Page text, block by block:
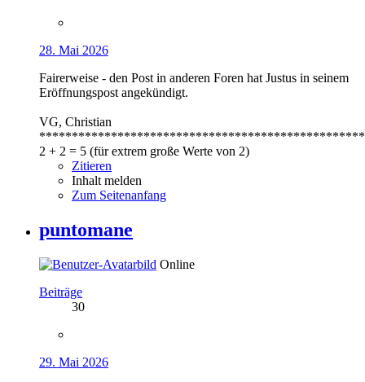
28. Mai 2026
Fairerweise - den Post in anderen Foren hat Justus in seinem
Eröffnungspost angekündigt.
VG, Christian
**************************************************
2 + 2 = 5 (für extrem große Werte von 2)
Zitieren
Inhalt melden
Zum Seitenanfang
puntomane
Online
Beiträge
30
29. Mai 2026